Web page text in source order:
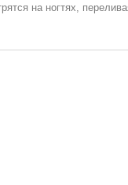
на ногтях,